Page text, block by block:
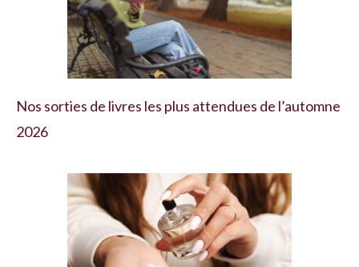
Nos sorties de livres les plus attendues de l’automne
2026